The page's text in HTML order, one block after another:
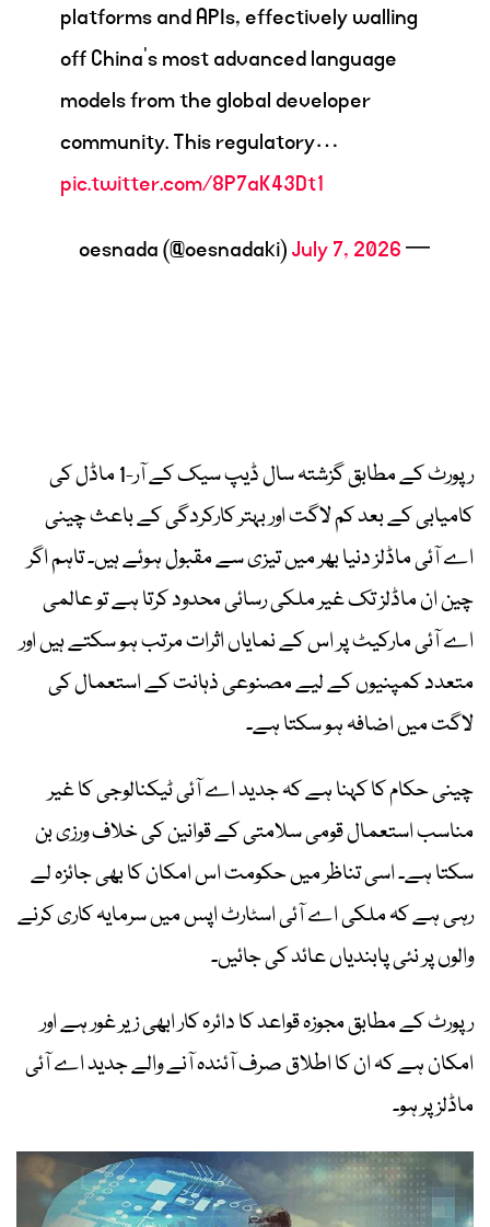
platforms and APIs, effectively walling
off China’s most advanced language
models from the global developer
community. This regulatory…
pic.twitter.com/8P7aK43Dt1
— oesnada (@oesnadaki)
July 7, 2026
رپورٹ کے مطابق گزشتہ سال ڈیپ سیک کے آر-1 ماڈل کی
کامیابی کے بعد کم لاگت اور بہتر کارکردگی کے باعث چینی
اے آئی ماڈلز دنیا بھر میں تیزی سے مقبول ہوئے ہیں۔ تاہم اگر
چین ان ماڈلز تک غیر ملکی رسائی محدود کرتا ہے تو عالمی
اے آئی مارکیٹ پر اس کے نمایاں اثرات مرتب ہو سکتے ہیں اور
متعدد کمپنیوں کے لیے مصنوعی ذہانت کے استعمال کی
لاگت میں اضافہ ہو سکتا ہے۔
چینی حکام کا کہنا ہے کہ جدید اے آئی ٹیکنالوجی کا غیر
مناسب استعمال قومی سلامتی کے قوانین کی خلاف ورزی بن
سکتا ہے۔ اسی تناظر میں حکومت اس امکان کا بھی جائزہ لے
رہی ہے کہ ملکی اے آئی اسٹارٹ اپس میں سرمایہ کاری کرنے
والوں پر نئی پابندیاں عائد کی جائیں۔
رپورٹ کے مطابق مجوزہ قواعد کا دائرہ کار ابھی زیر غور ہے اور
امکان ہے کہ ان کا اطلاق صرف آئندہ آنے والے جدید اے آئی
ماڈلز پر ہو۔